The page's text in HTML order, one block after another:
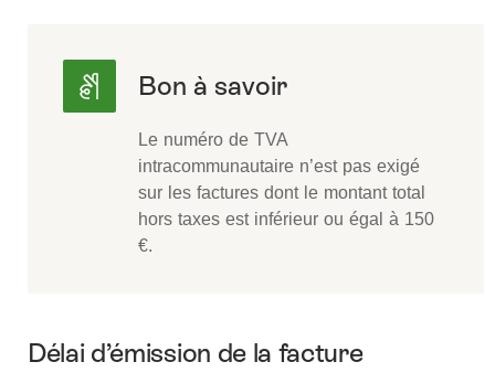
Le numéro de TVA
intracommunautaire n’est pas exigé
sur les factures dont le montant total
hors taxes est inférieur ou égal à 150
€.
Délai d’émission de la facture